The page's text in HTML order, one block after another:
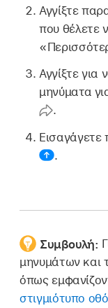
Αγγίξτε
που θέλετε
Αγγίξτε για
μηνύματα
.
Εισαγάγετε
.
Συμβουλή:
μηνυμάτων και
όπως
στιγμιότυπο